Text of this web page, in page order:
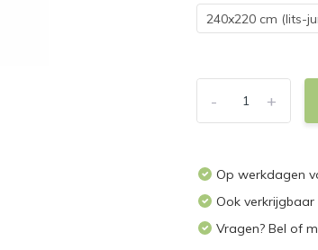
240x220 cm (lits-
+
-
Op werkdagen
Ook
Vragen? Bel of